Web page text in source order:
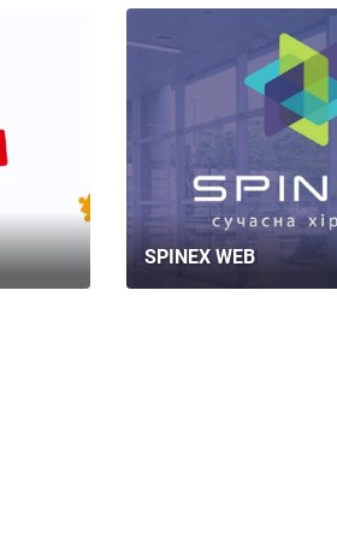
SPINEX WEB